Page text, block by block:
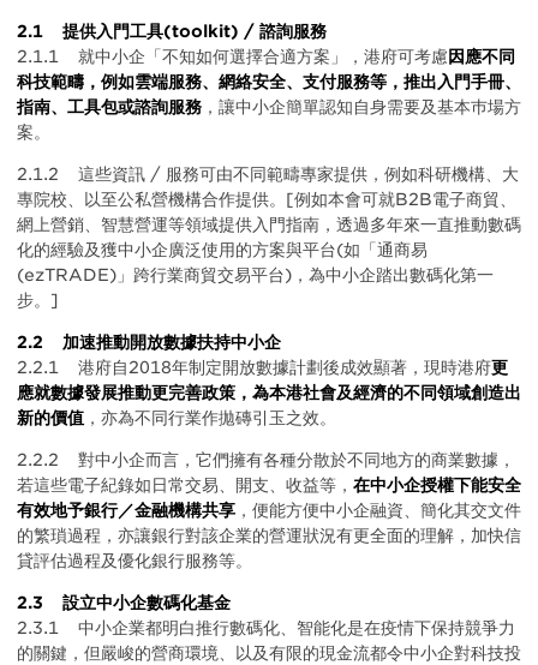
2.1 提供入門工具(toolkit) / 諮詢服務
2.1.1 就中小企「不知如何選擇合適方案」，港府可考慮因應不同
科技範疇，例如雲端服務、網絡安全、支付服務等，推出入門手冊、
指南、工具包或諮詢服務 ，讓中小企簡單認知自身需要及基本巿場方
案。
2.1.2 這些資訊 / 服務可由不同範疇專家提供，例如科研機構、大
專院校、以至公私營機構合作提供。[例如本會可就B2B電子商貿、
網上營銷、智慧營運等領域提供入門指南，透過多年來一直推動數碼
化的經驗及獲中小企廣泛使用的方案與平台(如「通商易
(ezTRADE)」跨行業商貿交易平台)，為中小企踏出數碼化第一
步。]
2.2 加速推動開放數據扶持中小企
2.2.1 港府自2018年制定開放數據計劃後成效顯著，現時港府更
應就數據發展推動更完善政策，為本港社會及經濟的不同領域創造出
新的價值 ，亦為不同行業作拋磚引玉之效。
2.2.2 對中小企而言，它們擁有各種分散於不同地方的商業數據，
若這些電子紀錄如日常交易、開支、收益等， 在中小企授權下能安全
有效地予銀行／金融機構共享 ，便能方便中小企融資、簡化其交文件
的繁瑣過程，亦讓銀行對該企業的營運狀況有更全面的理解，加快信
貸評估過程及優化銀行服務等。
2.3 設立中小企數碼化基金
2.3.1 中小企業都明白推行數碼化、智能化是在疫情下保持競爭力
的關鍵，但嚴峻的營商環境、以及有限的現金流都令中小企對科技投